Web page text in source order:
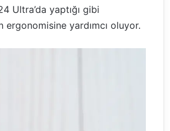
Ultra’da yaptığı gibi
yardımcı oluyor.